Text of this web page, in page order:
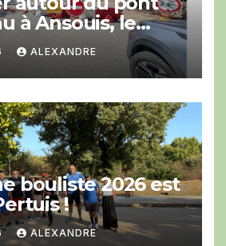
à Ansouis, le
prend l’affaire
ALEXANDRE
bouliste 2026 est
!
ALEXANDRE